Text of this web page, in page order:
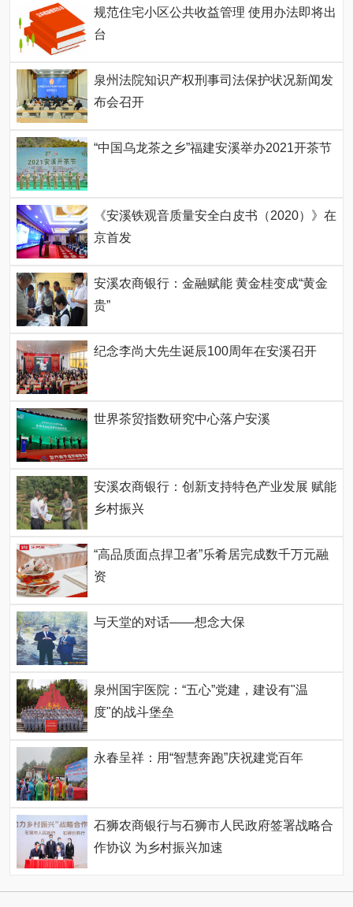
规范住宅小区公共收益管理 使用办法即将出
台
泉州法院知识产权刑事司法保护状况新闻发
布会召开
“中国乌龙茶之乡”福建安溪举办2021开茶节
《安溪铁观音质量安全白皮书（2020）》在
京首发
安溪农商银行：金融赋能 黄金桂变成“黄金
贵”
纪念李尚大先生诞辰100周年在安溪召开
世界茶贸指数研究中心落户安溪
安溪农商银行：创新支持特色产业发展 赋能
乡村振兴
“高品质面点捍卫者”乐肴居完成数千万元融
资
与天堂的对话——想念大保
泉州国宇医院：“五心”党建，建设有"温
度"的战斗堡垒
永春呈祥：用“智慧奔跑”庆祝建党百年
石狮农商银行与石狮市人民政府签署战略合
作协议 为乡村振兴加速